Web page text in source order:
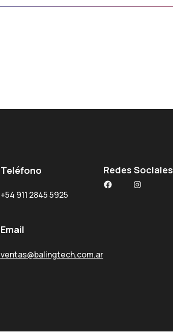
Teléfono
+54 911 2845 5925
Email
ventas@balingtech.com.ar
Redes Sociales
FacebookInstagram